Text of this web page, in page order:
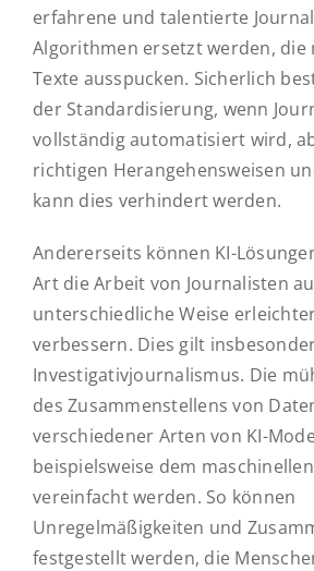
erfahrene und talentierte
Algorithmen ersetzt werden,
Texte ausspucken. Sicherlich
der Standardisierung, wenn
vollständig automatisiert wird,
richtigen Herangehensweisen
kann dies verhindert werden.
Andererseits können KI-
Art die Arbeit von Journalisten
unterschiedliche Weise
verbessern. Dies gilt
Investigativjournalismus. Die
des Zusammenstellens von
verschiedener Arten von KI-
beispielsweise dem
vereinfacht werden. So können
Unregelmäßigkeiten und
festgestellt werden, die